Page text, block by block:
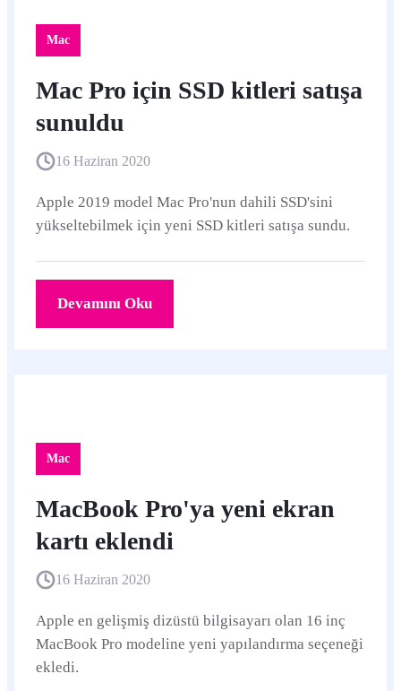
Mac
Mac Pro için SSD kitleri satışa
sunuldu
16 Haziran 2020
Apple 2019 model Mac Pro'nun dahili SSD'sini
yükseltebilmek için yeni SSD kitleri satışa sundu.
Devamını Oku
Mac
MacBook Pro'ya yeni ekran
kartı eklendi
16 Haziran 2020
Apple en gelişmiş dizüstü bilgisayarı olan 16 inç
MacBook Pro modeline yeni yapılandırma seçeneği
ekledi.